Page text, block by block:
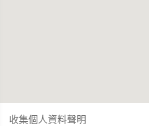
收集個人資料聲明